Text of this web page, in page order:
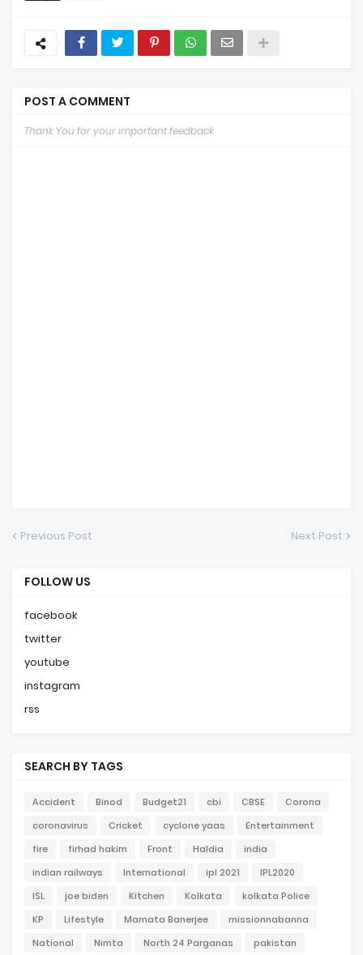
POST A COMMENT
Thank You for your important feedback
Previous Post Next Post
FOLLOW US
facebook
twitter
youtube
instagram
rss
SEARCH BY TAGS
Accident Binod Budget21 cbi CBSE
Corona
coronavirus
Cricket cyclone yaas
Entertainment
fire
firhad hakim Front Haldia
india
indian railways
International ipl 2021
IPL2020
ISL
joe biden Kitchen Kolkata
kolkata Police
KP
Lifestyle Mamata Banerjee
missionnabanna
National
Nimta North 24 Parganas pakistan